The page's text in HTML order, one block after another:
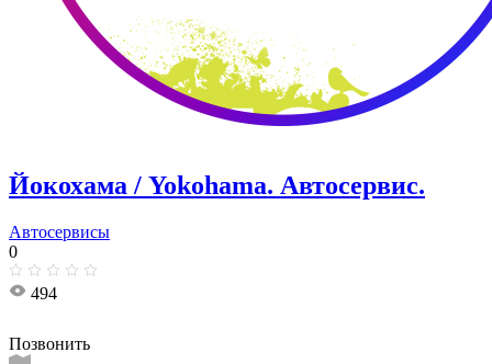
Йокохама / Yokohama. Автосервис.
Автосервисы
0
494
Позвонить